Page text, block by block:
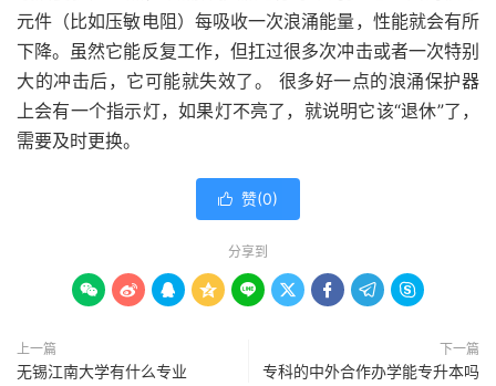
元件（比如压敏电阻）每吸收一次浪涌能量，性能就会有所
下降。虽然它能反复工作，但扛过很多次冲击或者一次特别
大的冲击后，它可能就失效了。 很多好一点的浪涌保护器
上会有一个指示灯，如果灯不亮了，就说明它该“退休”了，
需要及时更换。
 赞(0)
分享到
        
上一篇
无锡江南大学有什么专业
下一篇
专科的中外合作办学能专升本吗